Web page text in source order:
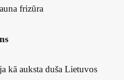
frizūra
kā auksta duša Lietuvos